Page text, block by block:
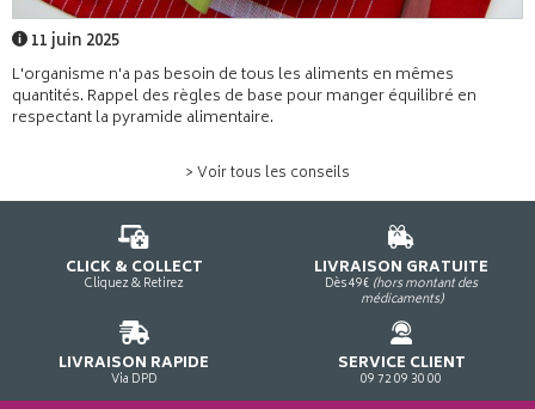
11 juin 2025
L'organisme n'a pas besoin de tous les aliments en mêmes
quantités. Rappel des règles de base pour manger équilibré en
respectant la pyramide alimentaire.
> Voir tous les conseils
CLICK & COLLECT
Cliquez & Retirez
LIVRAISON GRATUITE
Dès 49€ (hors montant des
médicaments)
LIVRAISON RAPIDE
Via DPD
SERVICE CLIENT
09 72 09 30 00